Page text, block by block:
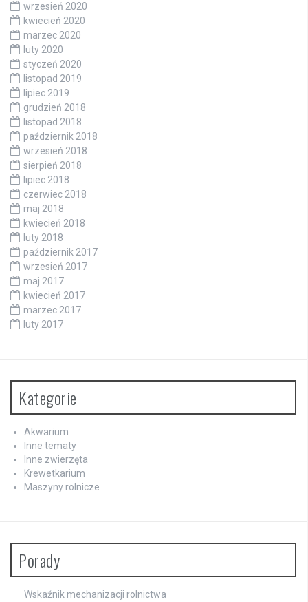
wrzesień 2020
kwiecień 2020
marzec 2020
luty 2020
styczeń 2020
listopad 2019
lipiec 2019
grudzień 2018
listopad 2018
październik 2018
wrzesień 2018
sierpień 2018
lipiec 2018
czerwiec 2018
maj 2018
kwiecień 2018
luty 2018
październik 2017
wrzesień 2017
maj 2017
kwiecień 2017
marzec 2017
luty 2017
Kategorie
Akwarium
Inne tematy
Inne zwierzęta
Krewetkarium
Maszyny rolnicze
Porady
Wskaźnik mechanizacji rolnictwa